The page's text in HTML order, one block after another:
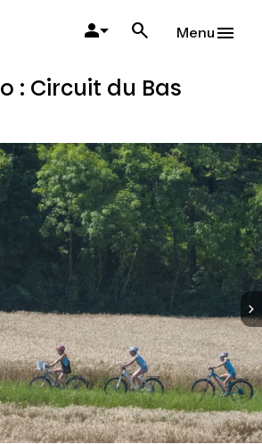
Menu
: Circuit du Bas